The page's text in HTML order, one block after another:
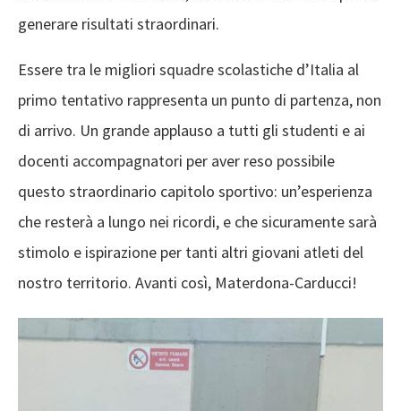
generare risultati straordinari.
Essere tra le migliori squadre scolastiche d’Italia al
primo tentativo rappresenta un punto di partenza, non
di arrivo. Un grande applauso a tutti gli studenti e ai
docenti accompagnatori per aver reso possibile
questo straordinario capitolo sportivo: un’esperienza
che resterà a lungo nei ricordi, e che sicuramente sarà
stimolo e ispirazione per tanti altri giovani atleti del
nostro territorio. Avanti così, Materdona-Carducci!